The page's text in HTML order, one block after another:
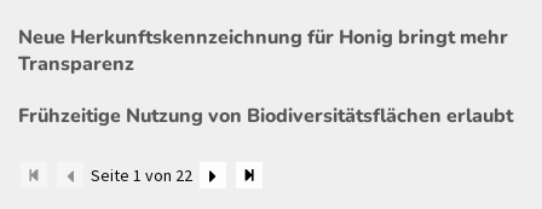
Neue Herkunftskennzeichnung für Honig bringt mehr
Transparenz
Frühzeitige Nutzung von Biodiversitätsflächen erlaubt
Seite 1 von 22